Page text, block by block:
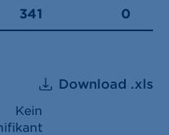
341 0
Download .xls
Kein